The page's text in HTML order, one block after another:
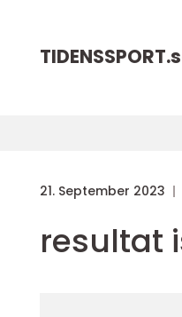
TIDENSSPORT.
21. September 2023
resultat